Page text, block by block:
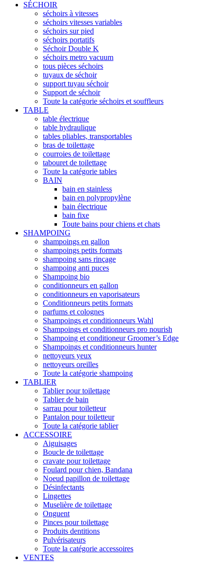
SÉCHOIR
séchoirs à vitesses
séchoirs vitesses variables
séchoirs sur pied
séchoirs portatifs
Séchoir Double K
séchoirs metro vacuum
tous pièces séchoirs
tuyaux de séchoir
support tuyau séchoir
Support de séchoir
Toute la catégorie séchoirs et souffleurs
TABLE
table électrique
table hydraulique
tables pliables, transportables
bras de toilettage
courroies de toilettage
tabouret de toilettage
Toute la catégorie tables
BAIN
bain en stainless
bain en polypropylène
bain électrique
bain fixe
Toute bains pour chiens et chats
SHAMPOING
shampoings en gallon
shampoings petits formats
shampoing sans rinçage
shampoing anti puces
Shampoing bio
conditionneurs en gallon
conditionneurs en vaporisateurs
Conditionneurs petits formats
parfums et colognes
Shampoings et conditionneurs Wahl
Shampoings et conditionneurs pro nourish
Shampoing et conditioneur Groomer’s Edge
Shampoings et conditionneurs hunter
nettoyeurs yeux
nettoyeurs oreilles
Toute la catégorie shampoing
TABLIER
Tablier pour toilettage
Tablier de bain
sarrau pour toiletteur
Pantalon pour toiletteur
Toute la catégorie tablier
ACCESSOIRE
Aiguisages
Boucle de toilettage
cravate pour toilettage
Foulard pour chien, Bandana
Noeud papillon de toilettage
Désinfectants
Lingettes
Muselière de toilettage
Onguent
Pinces pour toilettage
Produits dentitions
Pulvérisateurs
Toute la catégorie accessoires
VENTES